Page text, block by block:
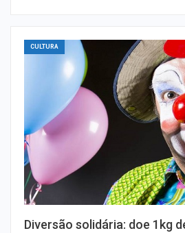
CULTURA
Diversão solidária: doe 1kg